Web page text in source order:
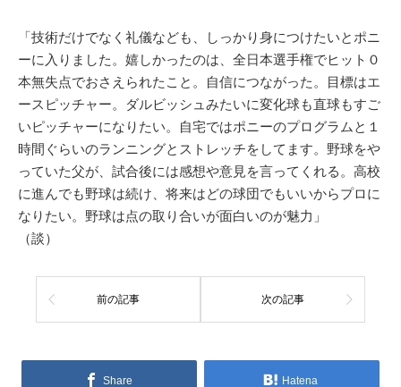
「技術だけでなく礼儀なども、しっかり身につけたいとポニ
ーに入りました。嬉しかったのは、全日本選手権でヒット０
本無失点でおさえられたこと。自信につながった。目標はエ
ースピッチャー。ダルビッシュみたいに変化球も直球もすご
いピッチャーになりたい。自宅ではポニーのプログラムと１
時間ぐらいのランニングとストレッチをしてます。野球をや
っていた父が、試合後には感想や意見を言ってくれる。高校
に進んでも野球は続け、将来はどの球団でもいいからプロに
なりたい。野球は点の取り合いが面白いのが魅力」
（談）
前の記事 次の記事
Share Hatena